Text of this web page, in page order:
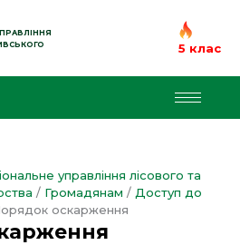
5 клас
управління лісового та
/ Громадянам / Доступ до
оскарження